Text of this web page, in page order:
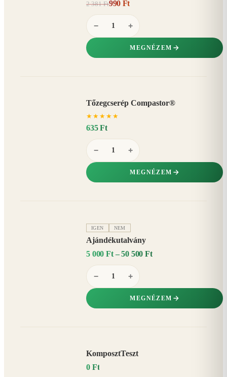
2 381 Ft990 Ft
− +
MEGNÉZEM
Tőzegcserép Compastor®
★ ★ ★ ★ ★
635 Ft
− +
MEGNÉZEM
IGEN NEM
Ajándékutalvány
5 000 Ft – 50 500 Ft
− +
MEGNÉZEM
KomposztTeszt
0 Ft